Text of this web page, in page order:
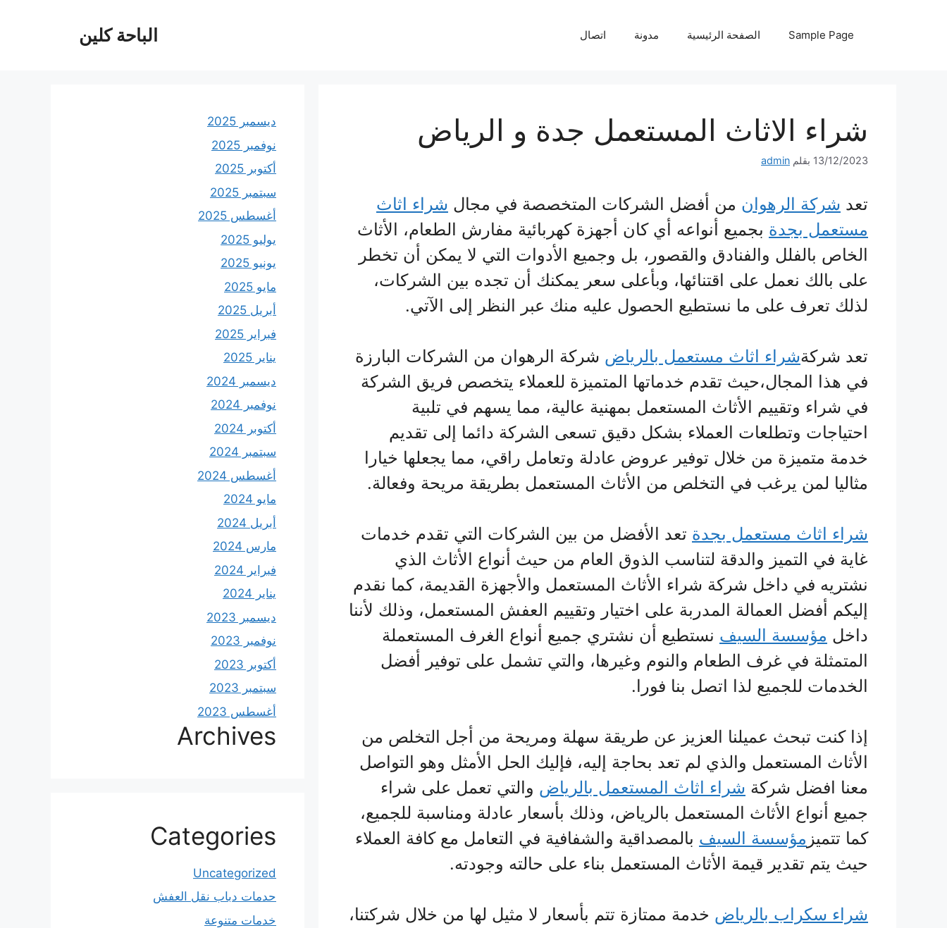
الباحة كلين Sample Page الصفحة الرئيسية مدونة اتصال
شراء الاثاث المستعمل جدة و الرياض
13/12/2023 بقلم admin
تعد شركة الرهوان من أفضل الشركات المتخصصة في مجال شراء اثاث
مستعمل بجدة بجميع أنواعه أي كان أجهزة كهربائية مفارش الطعام، الأثاث
الخاص بالفلل والفنادق والقصور، بل وجميع الأدوات التي لا يمكن أن تخطر
على بالك نعمل على اقتنائها، وبأعلى سعر يمكنك أن تجده بين الشركات،
لذلك تعرف على ما نستطيع الحصول عليه منك عبر النظر إلى الآتي.
تعد شركةشراء اثاث مستعمل بالرياض شركة الرهوان من الشركات البارزة
في هذا المجال،حيث تقدم خدماتها المتميزة للعملاء يتخصص فريق الشركة
في شراء وتقييم الأثاث المستعمل بمهنية عالية، مما يسهم في تلبية
احتياجات وتطلعات العملاء بشكل دقيق تسعى الشركة دائما إلى تقديم
خدمة متميزة من خلال توفير عروض عادلة وتعامل راقي، مما يجعلها خيارا
مثاليا لمن يرغب في التخلص من الأثاث المستعمل بطريقة مريحة وفعالة.
شراء اثاث مستعمل بجدة تعد الأفضل من بين الشركات التي تقدم خدمات
غاية في التميز والدقة لتناسب الذوق العام من حيث أنواع الأثاث الذي
نشتريه في داخل شركة شراء الأثاث المستعمل والأجهزة القديمة، كما نقدم
إليكم أفضل العمالة المدربة على اختيار وتقييم العفش المستعمل، وذلك لأننا
داخل مؤسسة السيف نستطيع أن نشتري جميع أنواع الغرف المستعملة
المتمثلة في غرف الطعام والنوم وغيرها، والتي تشمل على توفير أفضل
الخدمات للجميع لذا اتصل بنا فورا.
إذا كنت تبحث عميلنا العزيز عن طريقة سهلة ومريحة من أجل التخلص من
الأثاث المستعمل والذي لم تعد بحاجة إليه، فإليك الحل الأمثل وهو التواصل
معنا افضل شركة شراء اثاث المستعمل بالرياض والتي تعمل على شراء
جميع أنواع الأثاث المستعمل بالرياض، وذلك بأسعار عادلة ومناسبة للجميع،
كما تتميز مؤسسة السيف بالمصداقية والشفافية في التعامل مع كافة العملاء
حيث يتم تقدير قيمة الأثاث المستعمل بناء على حالته وجودته.
شراء سكراب بالرياض خدمة ممتازة تتم بأسعار لا مثيل لها من خلال شركتنا،
ديسمبر 2025
نوفمبر 2025
أكتوبر 2025
سبتمبر 2025
أغسطس 2025
يوليو 2025
يونيو 2025
مايو 2025
أبريل 2025
فبراير 2025
يناير 2025
ديسمبر 2024
نوفمبر 2024
أكتوبر 2024
سبتمبر 2024
أغسطس 2024
مايو 2024
أبريل 2024
مارس 2024
فبراير 2024
يناير 2024
ديسمبر 2023
نوفمبر 2023
أكتوبر 2023
سبتمبر 2023
أغسطس 2023
Archives
Categories
Uncategorized
حدمات دباب نقل العفش
خدمات متنوعة